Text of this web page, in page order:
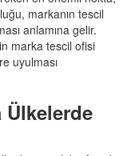
markanın tescil
anlamına gelir.
marka tescil ofisi
uyulması
Ülkelerde